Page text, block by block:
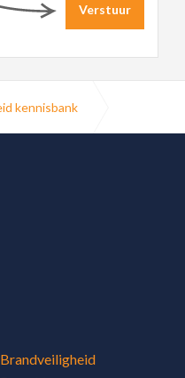
Verstuur
kennisbank
Brandveiligheid